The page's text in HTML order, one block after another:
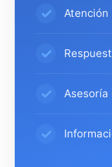
Atención